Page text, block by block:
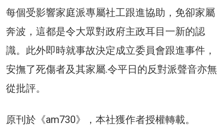
每個受影響家庭派專屬社工跟進協助，免卻家屬
奔波，這都是令大眾對政府主政耳目一新的認
識。此外即時就事故決定成立委員會跟進事件，
安撫了死傷者及其家屬.令平日的反對派聲音亦無
從批評。
原刊於《am730》，本社獲作者授權轉載。